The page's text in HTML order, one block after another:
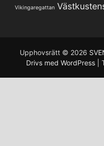
Vikingaregattan
Upphovsrätt © 2026
Drivs med WordPress